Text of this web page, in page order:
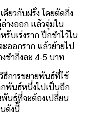
ยวกับฝรั่ง โดยตัดกิ่ง
างออก แล้วจุ่มใน
รับเร่งราก ปีกขำไว้ใน
ออกราก แล้วย้ายไป
ชำกิ่งละ 4-5 บาท
ธีการขยายพันธ์ที่ใช้
พันธ์หนึ่งไปเป็นอีก
นธุ์ที่จะต้องเปลี่ยน
ดังนี้